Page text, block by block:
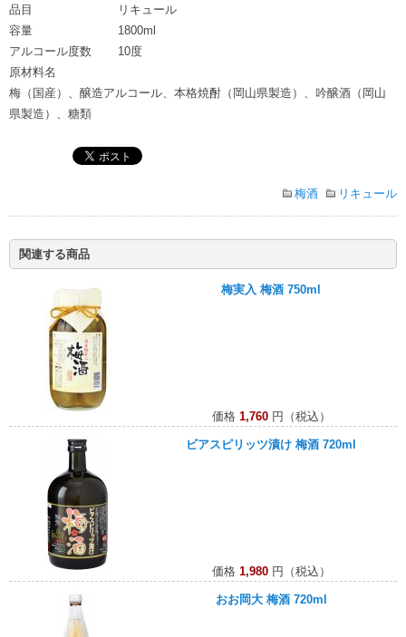
品目
リキュール
容量
1800ml
アルコール度数
10度
原材料名
梅（国産）、醸造アルコール、本格焼酎（岡山県製造）、吟醸酒（岡山
県製造）、糖類
梅酒 リキュール
関連する商品
梅実入 梅酒 750ml
価格 1,760円（税込）
ビアスピリッツ漬け 梅酒 720ml
価格 1,980円（税込）
おお岡大 梅酒 720ml